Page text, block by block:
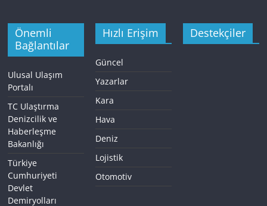
Önemli
Bağlantılar
Ulusal Ulaşım
Portalı
TC Ulaştırma
Denizcilik ve
Haberleşme
Bakanlığı
Türkiye
Cumhuriyeti
Devlet
Demiryolları
Hızlı Erişim
Güncel
Yazarlar
Kara
Hava
Deniz
Lojistik
Otomotiv
Destekçiler